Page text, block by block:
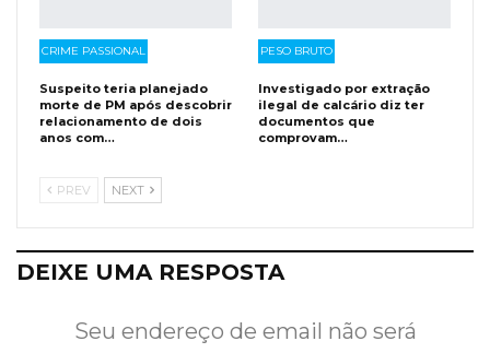
CRIME PASSIONAL
Suspeito teria planejado
morte de PM após descobrir
relacionamento de dois
anos com…
PESO BRUTO
Investigado por extração
ilegal de calcário diz ter
documentos que
comprovam…
PREV NEXT
DEIXE UMA RESPOSTA
Seu endereço de email não será